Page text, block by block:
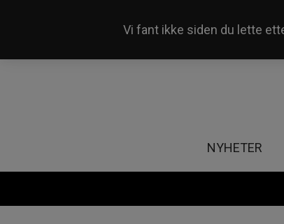
NYHETER
Vi fant ikke siden du lette